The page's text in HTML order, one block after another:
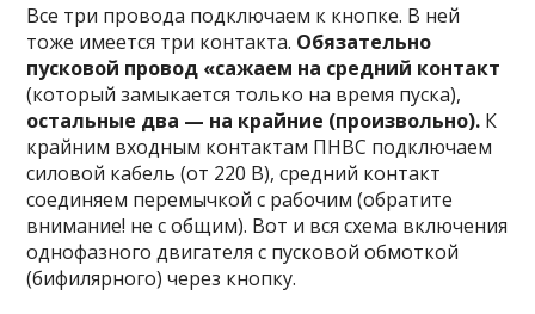
Все три провода подключаем к кнопке. В ней
тоже имеется три контакта. Обязательно
пусковой провод «сажаем на средний контакт
(который замыкается только на время пуска),
остальные два — на крайние (произвольно). К
крайним входным контактам ПНВС подключаем
силовой кабель (от 220 В), средний контакт
соединяем перемычкой с рабочим (обратите
внимание! не с общим). Вот и вся схема включения
однофазного двигателя с пусковой обмоткой
(бифилярного) через кнопку.